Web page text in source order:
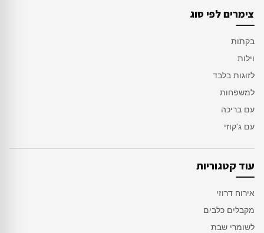
צימרים לפי סוג
בקתות
וילות
לזוגות בלבד
למשפחות
עם בריכה
עם ג'קוזי
עוד קטגוריות
אירוח דרוזי
מקבלים כלבים
לשומרי שבת